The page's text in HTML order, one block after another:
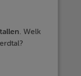
. Welk